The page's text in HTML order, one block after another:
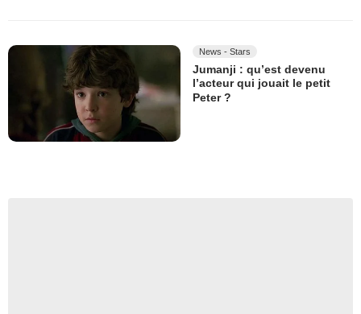
News - Stars
Jumanji : qu’est devenu
l’acteur qui jouait le petit
Peter ?